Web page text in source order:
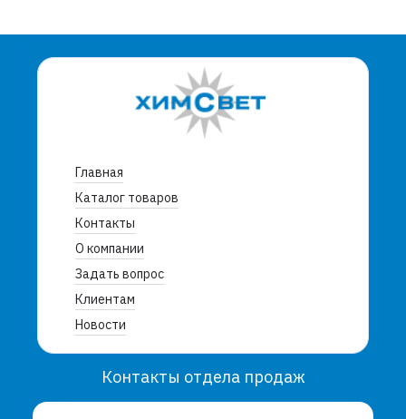
Главная
Каталог товаров
Контакты
О компании
Задать вопрос
Клиентам
Новости
Контакты отдела продаж